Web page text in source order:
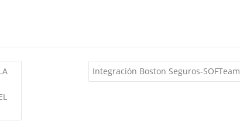
Integración Boston Seguros-SOFTeam